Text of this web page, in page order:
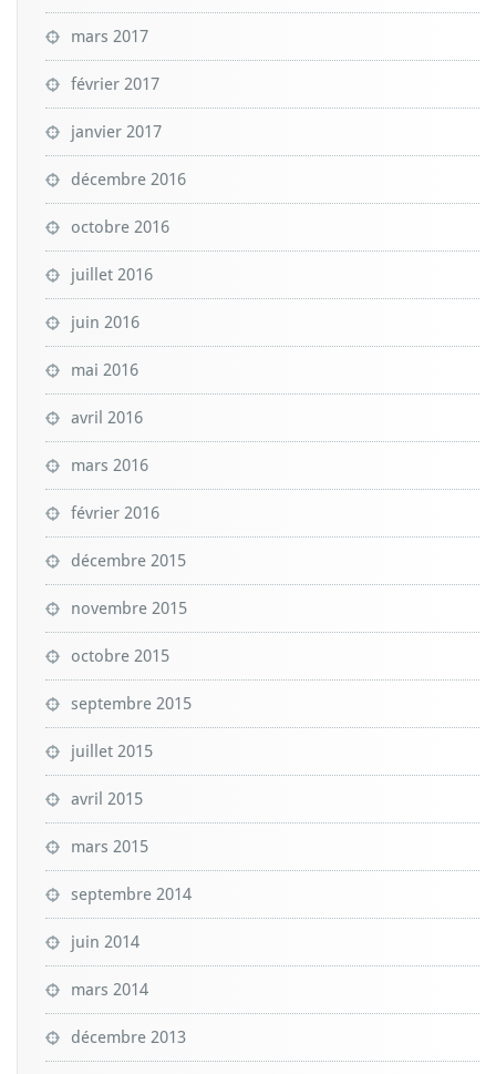
mars 2017
février 2017
janvier 2017
décembre 2016
octobre 2016
juillet 2016
juin 2016
mai 2016
avril 2016
mars 2016
février 2016
décembre 2015
novembre 2015
octobre 2015
septembre 2015
juillet 2015
avril 2015
mars 2015
septembre 2014
juin 2014
mars 2014
décembre 2013